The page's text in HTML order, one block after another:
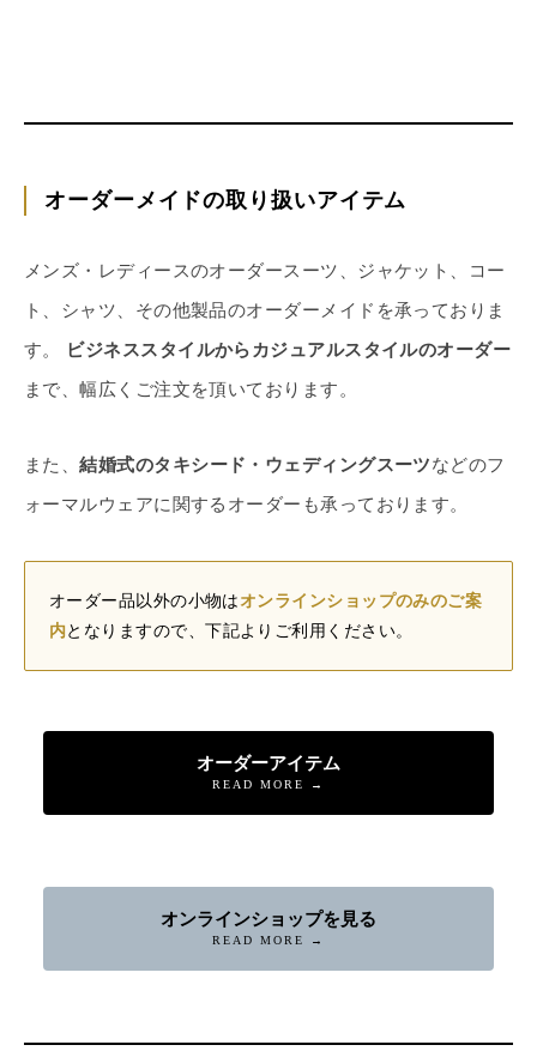
オーダーメイドの取り扱いアイテム
メンズ・レディースのオーダースーツ、ジャケット、コー
ト、シャツ、その他製品のオーダーメイドを承っておりま
す。 ビジネススタイルからカジュアルスタイルのオーダー
まで、幅広くご注文を頂いております。
また、結婚式のタキシード・ウェディングスーツなどのフ
ォーマルウェアに関するオーダーも承っております。
オーダー品以外の小物はオンラインショップのみのご案
内となりますので、下記よりご利用ください。
オーダーアイテム
READ MORE →
オンラインショップを見る
READ MORE →